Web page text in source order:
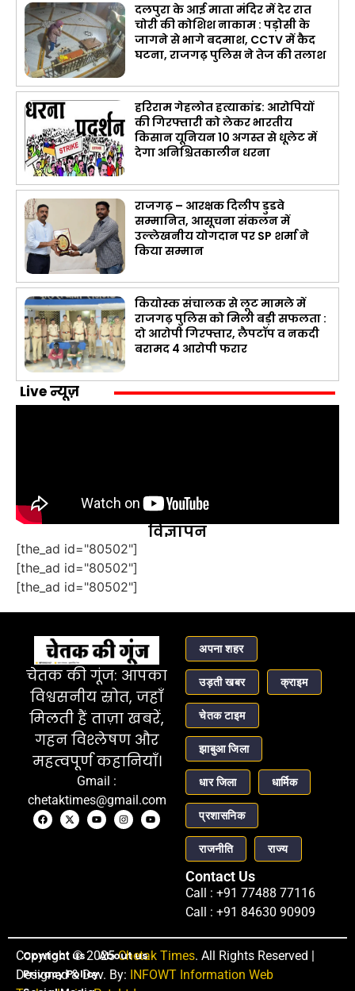
दलपुरा के आई माता मंदिर में देर रात
चोरी की कोशिश नाकाम : पड़ोसी के
जागने से भागे बदमाश, CCTV में कैद
घटना, राजगढ़ पुलिस ने तेज की तलाश
हरिराम गेहलोत हत्याकांड: आरोपियों
की गिरफ्तारी को लेकर भारतीय
किसान यूनियन 10 अगस्त से धूलेट में
देगा अनिश्चितकालीन धरना
राजगढ़ – आरक्षक दिलीप डुडवे
सम्मानित, आसूचना संकलन में
उल्लेखनीय योगदान पर SP शर्मा ने
किया सम्मान
कियोस्क संचालक से लूट मामले में
राजगढ़ पुलिस को मिली बड़ी सफलता :
दो आरोपी गिरफ्तार, लैपटॉप व नकदी
बरामद 4 आरोपी फरार
Live न्यूज़
विज्ञापन
[the_ad id="80502"]
[the_ad id="80502"]
[the_ad id="80502"]
चेतक की गूंज: आपका
विश्वसनीय स्रोत, जहाँ
मिलती हैं ताज़ा खबरें,
गहन विश्लेषण और
महत्वपूर्ण कहानियाँ।
Gmail :
chetaktimes@gmail.com
अपना शहर
उड़ती खबर क्राइम
चेतक टाइम
झाबुआ जिला
धार जिला धार्मिक
प्रशासनिक
राजनीति राज्य
Contact Us
Call : +91 77488 77116
Call : +91 84630 90909
Contact us
About us
Privacy Policy
Copyright © 2025Chetak Times. All Rights Reserved |
Designed & Dev. By: INFOWT Information Web